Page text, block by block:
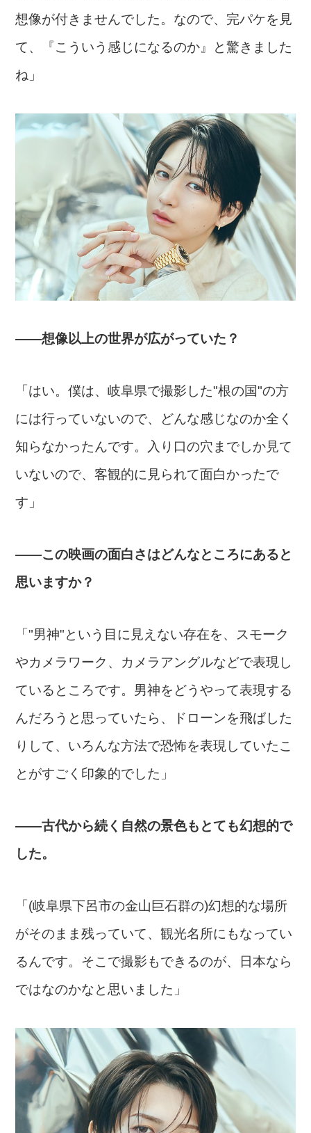
想像が付きませんでした。なので、完パケを見
て、『こういう感じになるのか』と驚きました
ね」
――想像以上の世界が広がっていた？
「はい。僕は、岐阜県で撮影した"根の国"の方
には行っていないので、どんな感じなのか全く
知らなかったんです。入り口の穴までしか見て
いないので、客観的に見られて面白かったで
す」
――この映画の面白さはどんなところにあると
思いますか？
「"男神"という目に見えない存在を、スモーク
やカメラワーク、カメラアングルなどで表現し
ているところです。男神をどうやって表現する
んだろうと思っていたら、ドローンを飛ばした
りして、いろんな方法で恐怖を表現していたこ
とがすごく印象的でした」
――古代から続く自然の景色もとても幻想的で
した。
「(岐阜県下呂市の金山巨石群の)幻想的な場所
がそのまま残っていて、観光名所にもなってい
るんです。そこで撮影もできるのが、日本なら
ではなのかなと思いました」